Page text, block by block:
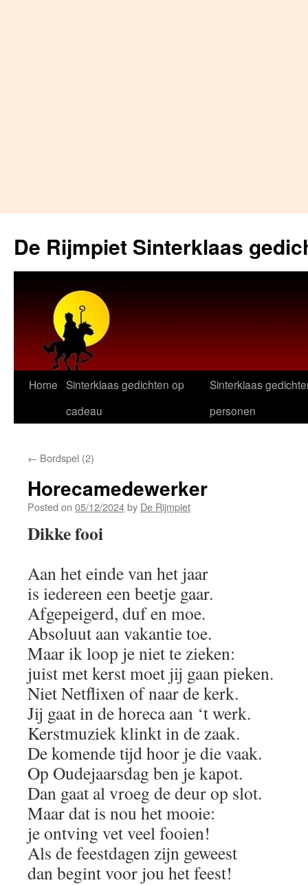
content
De Rijmpiet Sinterklaas
Home Sinterklaas gedichten op
cadeau
Sinterklaas
personen
← Bordspel (2)
Horecamedewerker
Posted on 05/12/2024by De Rijmpiet
Dikke fooi
Aan het einde van het jaar
is iedereen een beetje gaar.
Afgepeigerd, duf en moe.
Absoluut aan vakantie toe.
Maar ik loop je niet te zieken:
juist met kerst moet jij gaan pieken.
Niet Netflixen of naar de kerk.
Jij gaat in de horeca aan ‘t werk.
Kerstmuziek klinkt in de zaak.
De komende tijd hoor je die vaak.
Op Oudejaarsdag ben je kapot.
Dan gaat al vroeg de deur op slot.
Maar dat is nou het mooie:
je ontving vet veel fooien!
Als de feestdagen zijn geweest
dan begint voor jou het feest!